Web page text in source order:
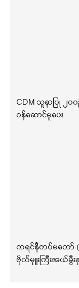
CDM သူနာပြု ၂၀
ဝန်ဆောင်မှုပေး
ကရင်နီတပ်မတော်
ဗိုလ်မှူးကြီးအယ်မွီး